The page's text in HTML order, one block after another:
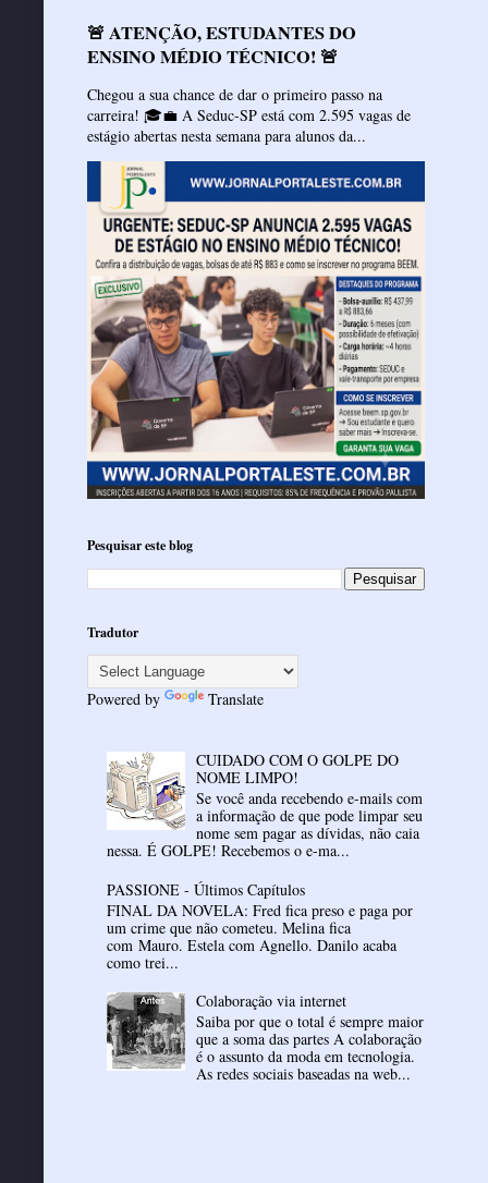
🚨 ATENÇÃO, ESTUDANTES DO
ENSINO MÉDIO TÉCNICO! 🚨
Chegou a sua chance de dar o primeiro passo na
carreira! 🎓💼 A Seduc-SP está com 2.595 vagas de
estágio abertas nesta semana para alunos da...
Pesquisar este blog
Tradutor
Powered by Translate
CUIDADO COM O GOLPE DO
NOME LIMPO!
Se você anda recebendo e-mails com
a informação de que pode limpar seu
nome sem pagar as dívidas, não caia
nessa. É GOLPE! Recebemos o e-ma...
PASSIONE - Últimos Capítulos
FINAL DA NOVELA: Fred fica preso e paga por
um crime que não cometeu. Melina fica
com Mauro. Estela com Agnello. Danilo acaba
como trei...
Colaboração via internet
Saiba por que o total é sempre maior
que a soma das partes A colaboração
é o assunto da moda em tecnologia.
As redes sociais baseadas na web...